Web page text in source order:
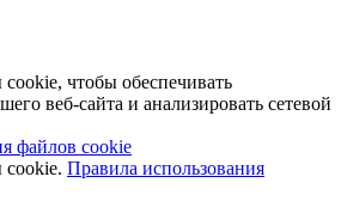
чтобы обеспечивать
веб-сайта и анализировать сетевой
файлов cookie
Правила использования